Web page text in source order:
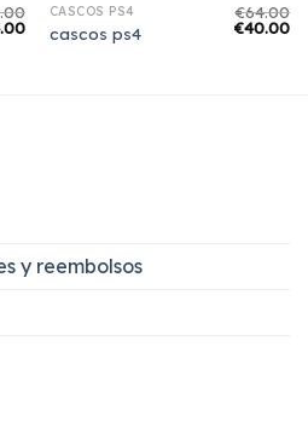
CASCOS PS4
cascos ps4
€64.00
€40.00
y reembolsos